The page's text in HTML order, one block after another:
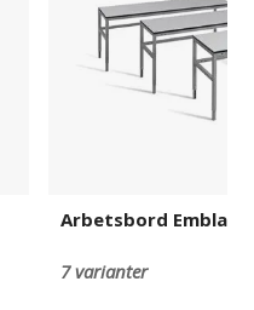
Arbetsbord Embla
7 varianter